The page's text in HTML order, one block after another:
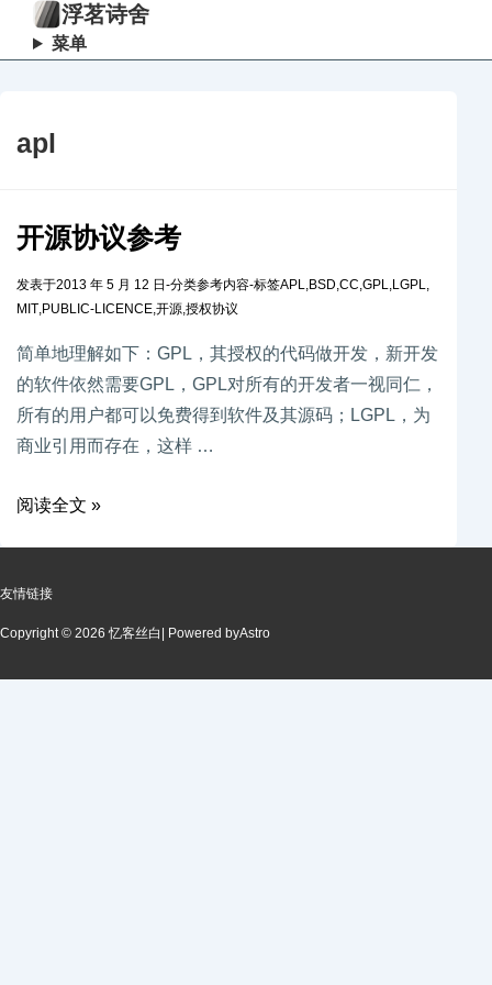
浮茗诗舍
菜单
apl
开源协议参考
发表于2013 年 5 月 12 日 -分类参考内容-标签APL,BSD,CC,GPL,LGPL,
MIT,PUBLIC-LICENCE,开源,授权协议
简单地理解如下：GPL，其授权的代码做开发，新开发
的软件依然需要GPL，GPL对所有的开发者一视同仁，
所有的用户都可以免费得到软件及其源码；LGPL，为
商业引用而存在，这样 …
阅读全文 »
友情链接
Copyright © 2026 忆客丝白 | Powered byAstro